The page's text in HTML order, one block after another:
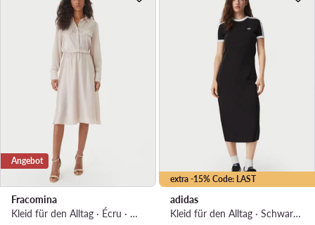
Angebot
Fracomina
Kleid für den Alltag · Écru · Midi
extra -15% Code: LAST
adidas
Kleid für den Alltag · Schwarz · Midi